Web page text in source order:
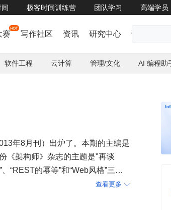
极客时间训练营 团队学习 高端学员
技术快速开发应用，助力企业创新？
赛 写作社区 资讯 研究中心 话题
软件工程 云计算 管理/文化 AI 编程助
年8月刊）出炉了。本期的主编是
《架构师》杂志的主题是"再谈
“REST的幂等”和“Web风格”三个
录了前段时间阿里技术嘉年华中对
查看更多 